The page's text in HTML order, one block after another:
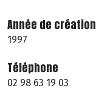
Année de création
1997
Téléphone
02 98 63 19 03